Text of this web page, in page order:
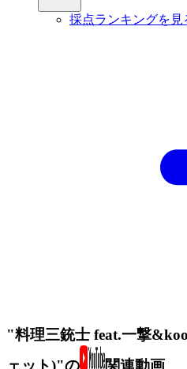
採点ランキングを見
"料理三銃士 feat.一撃
ェット)"の
関連動画